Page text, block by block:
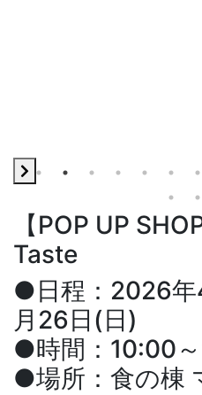
【POP UP
Taste
●日程：2026
月26日(日)
●時間：10:00
●場所：食の棟